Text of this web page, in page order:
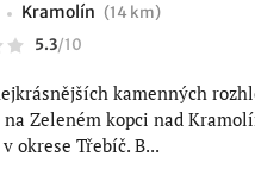
Kramolín (14 km)
5.3/10
kamenných
Zeleném kopci nad
okrese Třebíč. B...